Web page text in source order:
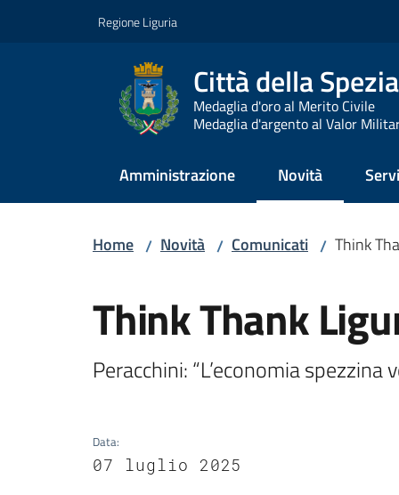
Regione Liguria
Città della Spezia
Medaglia d'oro al Merito Civile
Medaglia d'argento al Valor
Amministrazione Novità
Menu selezionato
Home / Novità / Comunicati / Think
Think Thank
Peracchini: “L’economia spezzina
Data:
07 luglio 2025